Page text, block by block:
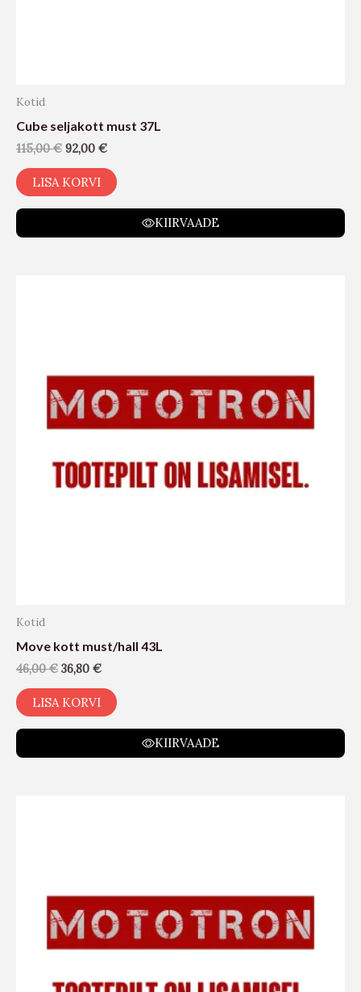
Kotid
Cube seljakott must 37L
115,00€ 92,00 €
LISA KORVI
KIIRVAADE
Kotid
Move kott must/hall 43L
46,00€ 36,80 €
LISA KORVI
KIIRVAADE